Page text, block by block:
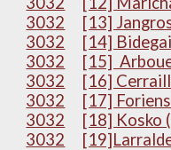
3032
[13]
3032
[14]
3032
[15]
3032
[16]
3032
[17]
3032
[18] Kosko
3032